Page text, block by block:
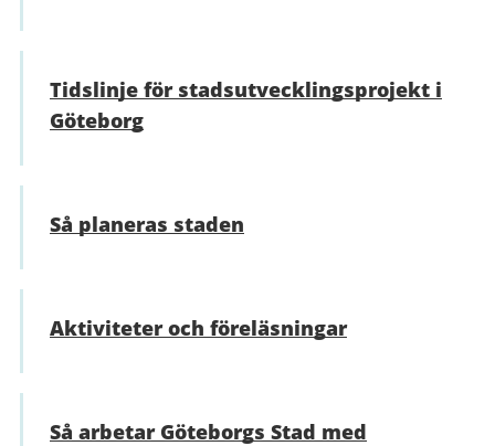
Tidslinje för stadsutvecklings­projekt i
Göteborg
Så planeras staden
Aktiviteter och föreläsningar
Så arbetar Göteborgs Stad med